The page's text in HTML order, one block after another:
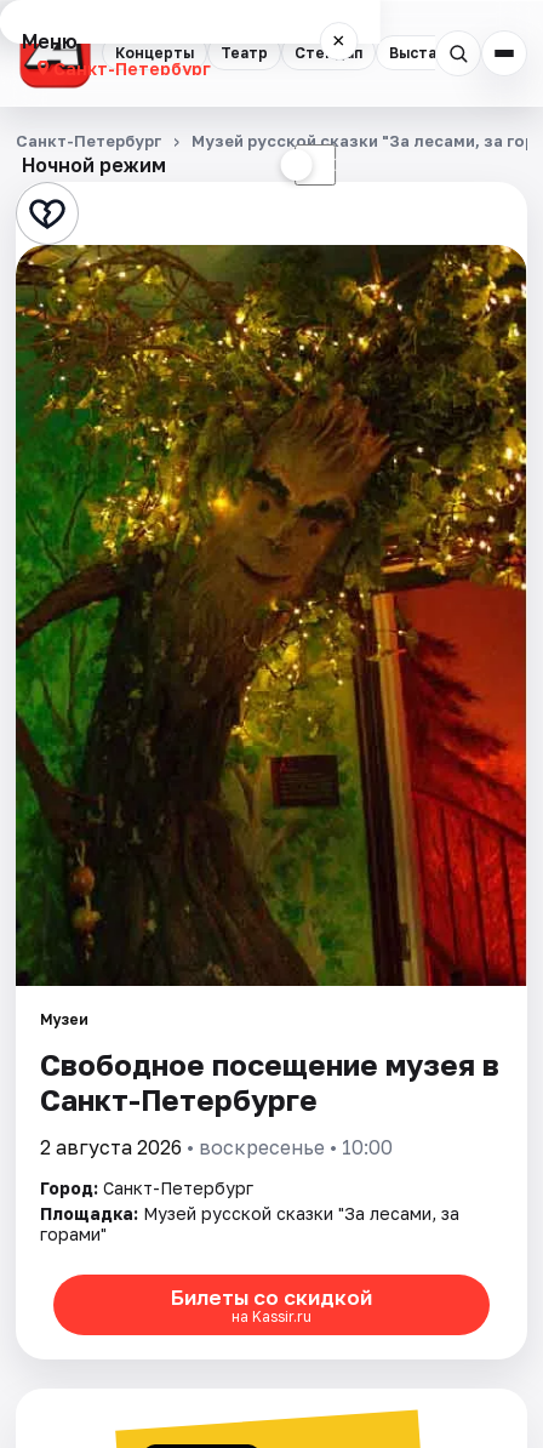
Концерты Театр Стендап Выставки
Меню ×
Санкт-Петербург
Концерты
Театр
Стендап
Выставки
Квесты
Экскурсии
Спорт
События
Города
Площадки
Артисты
Рейтинги
Ночной режим ☾
Санкт-Петербург Музей русской сказки "За лесами, за
Музеи
Свободное посещение музея в
Санкт-Петербурге
2 августа 2026 • воскресенье • 10:00
Город: Санкт-Петербург
Площадка: Музей русской сказки "За лесами, за
горами"
Билеты со скидкой
на Kassir.ru